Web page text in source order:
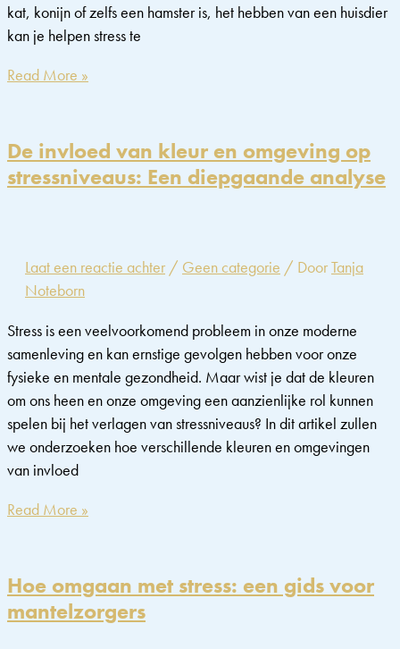
kat, konijn of zelfs een hamster is, het hebben van een huisdier
kan je helpen stress te
Dieren:
stressverlichter
in
huis
Read More »
De invloed van kleur en omgeving op
stressniveaus: Een diepgaande analyse
Laat een reactie achter / Geen categorie / DoorTanja
Noteborn
Stress is een veelvoorkomend probleem in onze moderne
samenleving en kan ernstige gevolgen hebben voor onze
fysieke en mentale gezondheid. Maar wist je dat de kleuren
om ons heen en onze omgeving een aanzienlijke rol kunnen
spelen bij het verlagen van stressniveaus? In dit artikel zullen
we onderzoeken hoe verschillende kleuren en omgevingen
van invloed
De
kleur
en
omgeving
Read More »
Hoe omgaan met stress: een gids voor
mantelzorgers